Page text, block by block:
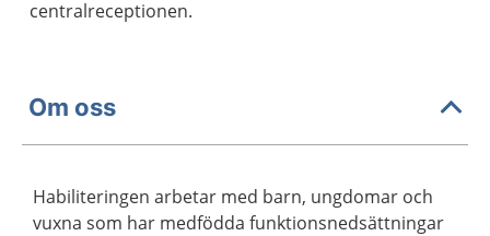
centralreceptionen.
Om oss
Habiliteringen arbetar med barn, ungdomar och
vuxna som har medfödda funktionsnedsättningar